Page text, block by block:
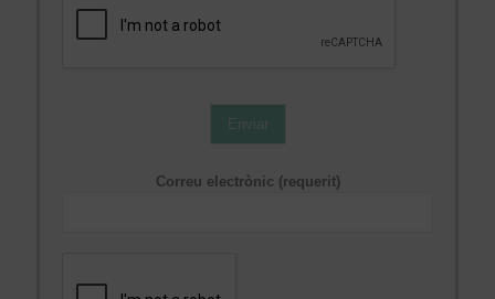
Enviar
Correu electrònic (requerit)